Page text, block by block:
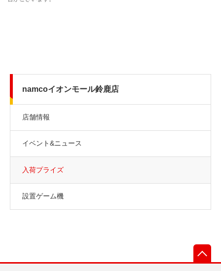
namcoイオンモール鈴鹿店
店舗情報
イベント&ニュース
入荷プライズ
設置ゲーム機